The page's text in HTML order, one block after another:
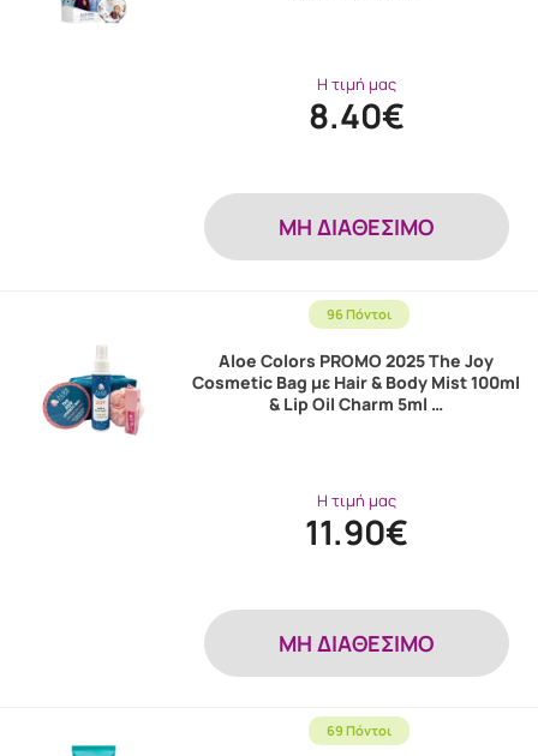
Η τιμή μας
8.40€
MH ΔΙΑΘΕΣΙΜΟ
96 Πόντοι
Aloe Colors PROMO 2025 The Joy
Cosmetic Bag με Hair & Body Mist 100ml
& Lip Oil Charm 5ml …
Η τιμή μας
11.90€
MH ΔΙΑΘΕΣΙΜΟ
69 Πόντοι